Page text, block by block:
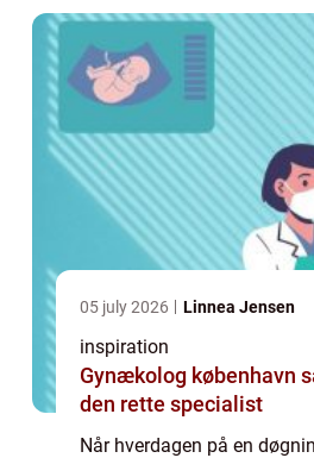
hu...
05 july 2026 Linnea Jensen
inspiration
Gynækolog københavn sådan finder du
den rette specialist
Når hverdagen på en